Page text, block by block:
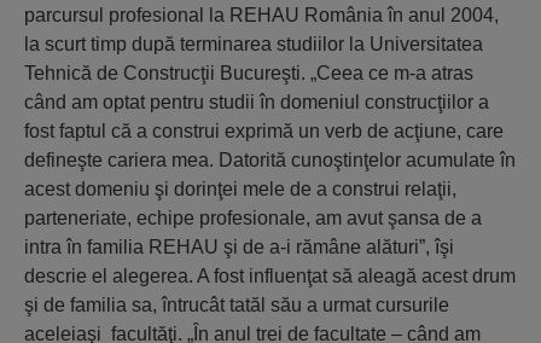
parcursul profesional la REHAU România în anul 2004,
la scurt timp după terminarea studiilor la Universitatea
Tehnică de Construcţii Bucureşti. „Ceea ce m-a atras
când am optat pentru studii în domeniul construcţiilor a
fost faptul că a construi exprimă un verb de acţiune, care
defineşte cariera mea. Datorită cunoştinţelor acumulate în
acest domeniu şi dorinţei mele de a construi relaţii,
parteneriate, echipe profesionale, am avut şansa de a
intra în familia REHAU şi de a-i rămâne alături”, îşi
descrie el alegerea. A fost influenţat să aleagă acest drum
şi de familia sa, întrucât tatăl său a urmat cursurile
aceleiaşi facultăţi. „În anul trei de facultate – când am